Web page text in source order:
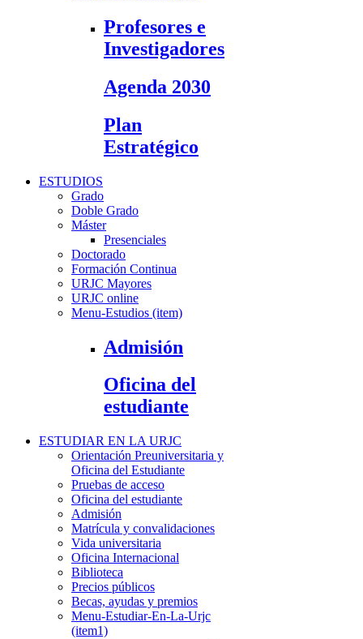
Profesores e
Investigadores
Agenda 2030
Plan
Estratégico
ESTUDIOS
Grado
Doble Grado
Máster
Presenciales
Doctorado
Formación Continua
URJC Mayores
URJC online
Menu-Estudios (item)
Admisión
Oficina del
estudiante
ESTUDIAR EN LA URJC
Orientación Preuniversitaria y
Oficina del Estudiante
Pruebas de acceso
Oficina del estudiante
Admisión
Matrícula y convalidaciones
Vida universitaria
Oficina Internacional
Biblioteca
Precios públicos
Becas, ayudas y premios
Menu-Estudiar-En-La-Urjc
(item1)